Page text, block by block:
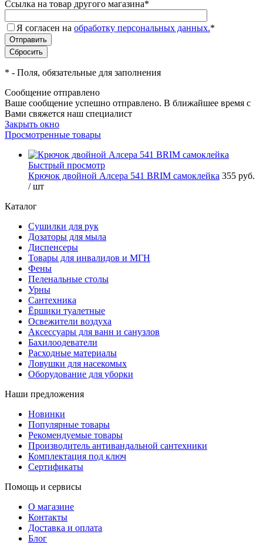
Ссылка на товар другого магазина*
Я согласен на обработку персональных данных.*
* - Поля, обязательные для заполнения
Сообщение отправлено
Ваше сообщение успешно отправлено. В ближайшее время с
Вами свяжется наш специалист
Закрыть окно
Просмотренные товары
Быстрый просмотр
Крючок двойной Алсера 541 BRIM самоклейка 355 руб.
/ шт
Каталог
Сушилки для рук
Дозаторы для мыла
Диспенсеры
Товары для инвалидов и МГН
Фены
Пеленальные столы
Урны
Сантехника
Ёршики туалетные
Освежители воздуха
Аксессуары для ванн и санузлов
Бахилоодеватели
Расходные материалы
Ловушки для насекомых
Оборудование для уборки
Наши предложения
Новинки
Популярные товары
Рекомендуемые товары
Производитель антивандальной сантехники
Комплектация под ключ
Сертификаты
Помощь и сервисы
О магазине
Контакты
Доставка и оплата
Блог